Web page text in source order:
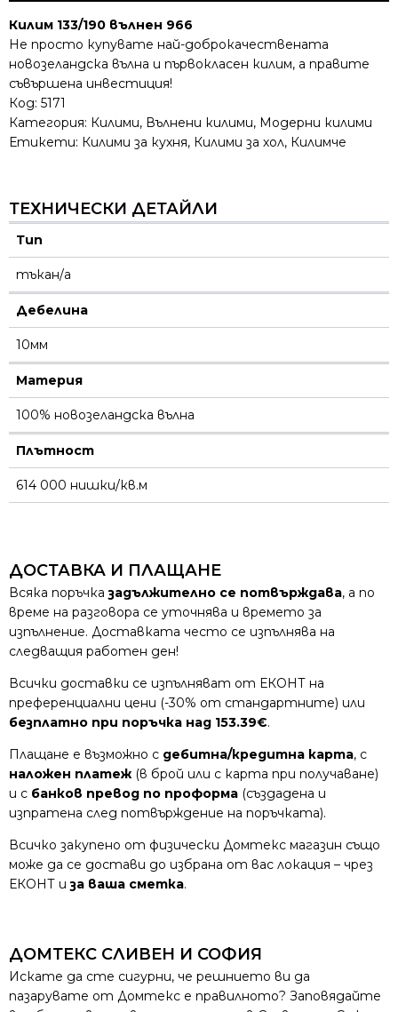
Килим 133/190 вълнен 966
Не просто купувате най-доброкачествената
новозеландска вълна и първокласен килим, а правите
съвършена инвестиция!
Код: 5171
Категория: Килими, Вълнени килими, Модерни килими
Етикети: Килими за кухня, Килими за хол, Килимче
ТЕХНИЧЕСКИ ДЕТАЙЛИ
Тип
тъкан/а
Дебелина
10мм
Материя
100% новозеландска вълна
Плътност
614 000 нишки/кв.м
ДОСТАВКА И ПЛАЩАНЕ
Всяка поръчказадължително се потвърждава, а по
време на разговора се уточнява и времето за
изпълнение. Доставката често се изпълнява на
следващия работен ден!
Всички доставки се изпълняват от ЕКОНТ на
преференциални цени (-30% от стандартните) или
безплатно при поръчка над 153.39€.
Плащане е възможно с дебитна/кредитна карта, с
наложен платеж (в брой или с карта при получаване)
и с банков превод по проформа (създадена и
изпратена след потвърждение на поръчката).
Всичко закупено от физически Домтекс магазин също
може да се достави до избрана от вас локация – чрез
ЕКОНТ иза ваша сметка.
ДОМТЕКС СЛИВЕН И СОФИЯ
Искате да сте сигурни, че решнието ви да
пазарувате от Домтекс е правилното? Заповядайте